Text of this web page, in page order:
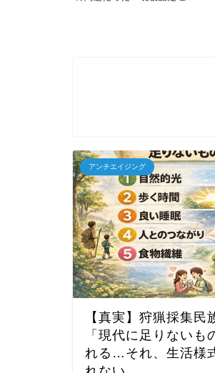
アンチエイジング
【真実】狩猟採集民
「現代に足りないも
れる…それ、生活様